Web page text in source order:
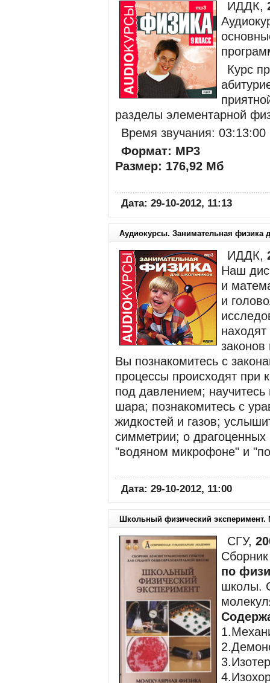
ИДДК,
Курс
разделы элементарной
Время звучания: 03:13:00
Формат: MP3
Размер: 176,92 Мб
Дата: 29-10-2012, 11:13
Аудиокурсы. Занимательная физика
ИДДК,
Наш
и
и
Вы познакомитесь с
процессы происходят при
под давлением; научитесь
шара; познакомитесь с
жидкостей и газов;
симметрии; о
"водяном микрофоне" и
Дата: 29-10-2012, 11:00
Школьный физический эксперимент.
СГУ,
по
школы.